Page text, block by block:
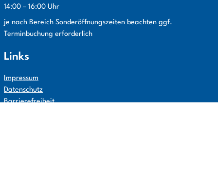
14:00 – 16:00 Uhr
Info:
je nach Bereich Sonderöffnungszeiten beachten ggf.
Terminbuchung erforderlich
Links
Impressum
Datenschutz
Barrierefreiheit